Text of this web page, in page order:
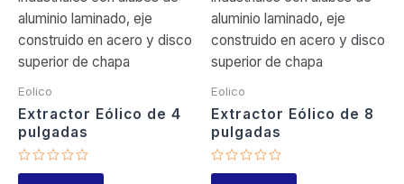
Eolico
Extractor Eólico de 4
pulgadas
Valorado
Eolico
Extractor Eólico de 8
pulgadas
Valorado